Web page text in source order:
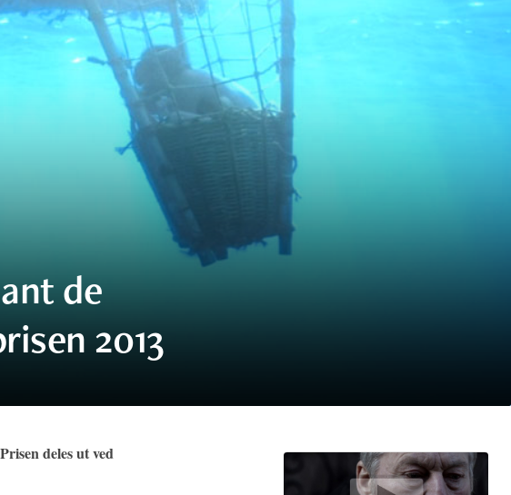
de
2013
deles ut ved